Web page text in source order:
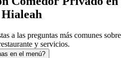
Hialeah
a las preguntas más comunes sobre
y servicios.
en el menú?